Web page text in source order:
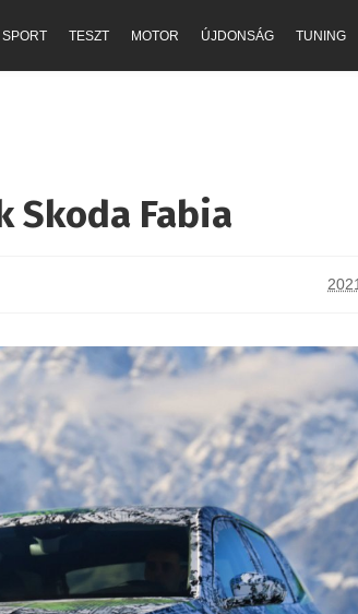
SPORT TESZT MOTOR ÚJDONSÁG TUNING
Skoda Fabia